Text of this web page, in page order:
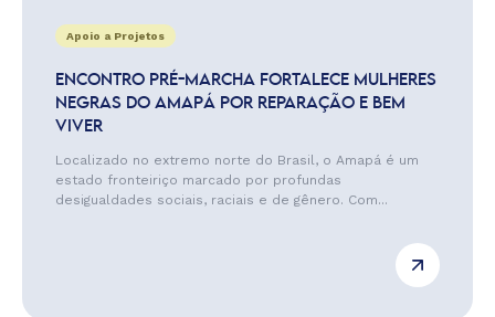
Apoio a Projetos
ENCONTRO PRÉ-MARCHA FORTALECE MULHERES
NEGRAS DO AMAPÁ POR REPARAÇÃO E BEM
VIVER
Localizado no extremo norte do Brasil, o Amapá é um
estado fronteiriço marcado por profundas
desigualdades sociais, raciais e de gênero. Com...